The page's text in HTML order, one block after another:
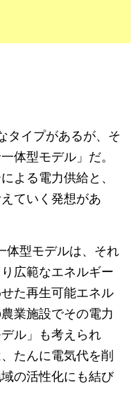
タイプがあるが、そ
体型モデル」だ。
よる電力供給と、
ていく発想があ
体型モデルは、それ
広範なエネルギー
た再生可能エネル
業施設でその電力
ル」も考えられ
たんに電気代を削
の活性化にも結び